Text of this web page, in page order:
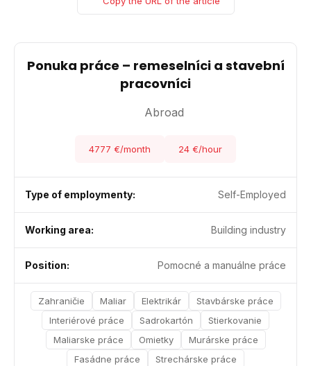
Ponuka práce – remeselníci a stavební
pracovníci
Abroad
4777 €/month 24 €/hour
Type of employmenty: Self-Employed
Working area: Building industry
Position: Pomocné a manuálne práce
Zahraničie Maliar Elektrikár
Stavbárske práce
Interiérové práce
Sadrokartón
Stierkovanie
Maliarske práce
Omietky
Murárske práce
Fasádne práce
Strechárske práce